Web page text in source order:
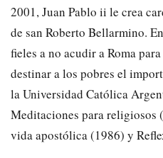
2001, Juan Pablo ii le crea
de san Roberto Bellarmino.
fieles a no acudir a Roma
destinar a los pobres el
la Universidad Católica
Meditaciones para religiosos
vida apostólica (1986) y